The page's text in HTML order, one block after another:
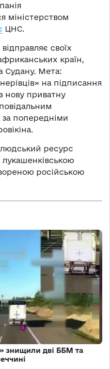
міністерством
ЦНС.
своїх
країн,
Судану. Мета:
на підписання
нову приватну
за попередніми
ресурс
російською
знищили дві ББМ та